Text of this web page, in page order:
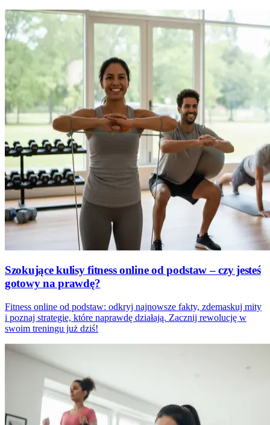
Szokujące kulisy fitness online od podstaw – czy jesteś
gotowy na prawdę?
Fitness online od podstaw: odkryj najnowsze fakty, zdemaskuj mity
i poznaj strategie, które naprawdę działają. Zacznij rewolucję w
swoim treningu już dziś!